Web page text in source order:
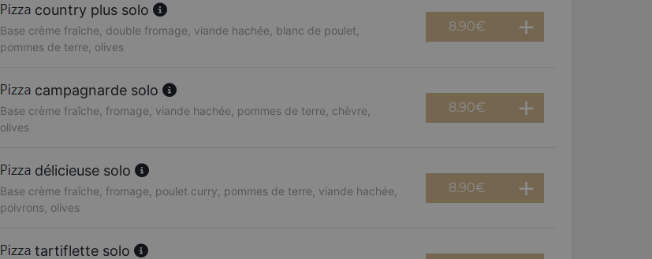
country plus solo
Base crème fraîche, double fromage, viande hachée, blanc de poulet,
pommes de terre, olives
8.90€
campagnarde solo
Base crème fraîche, fromage, viande hachée, pommes de terre, chèvre,
olives
8.90€
délicieuse solo
Base crème fraîche, fromage, poulet curry, pommes de terre, viande hachée,
poivrons, olives
8.90€
tartiflette solo